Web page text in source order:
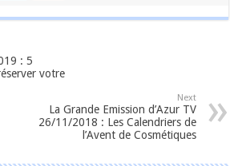
: 5
votre
Next
La Grande Emission d’Azur TV
26/11/2018 : Les Calendriers de
l’Avent de Cosmétiques